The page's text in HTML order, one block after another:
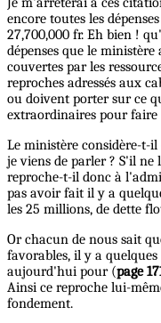
encore toutes les
27,700,000 fr. Eh bien !
dépenses que le
couvertes par les
reproches adressés aux
ou doivent porter sur ce
extraordinaires pour faire
Le ministère considère-t-il
je viens de parler ? S'il ne
reproche-t-il donc à
pas avoir fait il y a
les 25 millions, de dette
Or chacun de nous sait
favorables, il y a
aujourd'hui pour (page
Ainsi ce reproche lui-
fondement.